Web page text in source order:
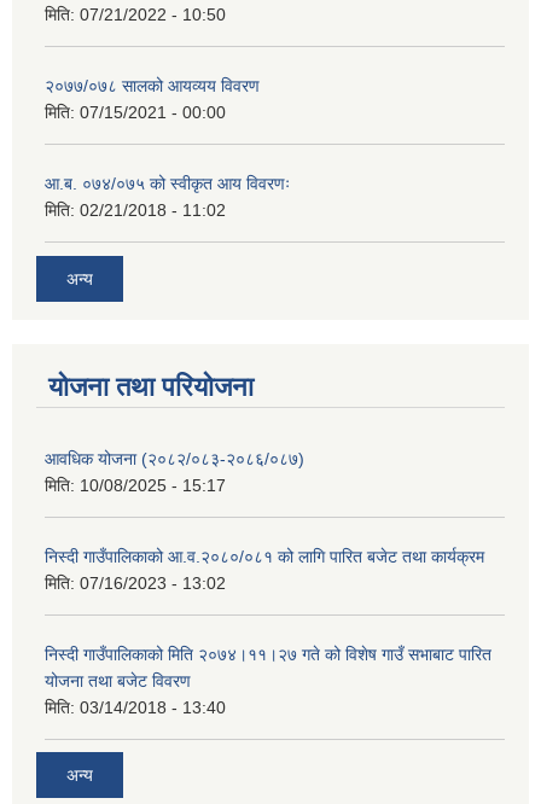
मिति: 07/21/2022 - 10:50
२०७७/०७८ सालको आयव्यय विवरण
मिति: 07/15/2021 - 00:00
आ.ब. ०७४/०७५ को स्वीकृत आय विवरणः
मिति: 02/21/2018 - 11:02
अन्य
योजना तथा परियोजना
आवधिक योजना (२०८२/०८३-२०८६/०८७)
मिति: 10/08/2025 - 15:17
निस्दी गाउँपालिकाको आ.व.२०८०/०८१ को लागि पारित बजेट तथा कार्यक्रम
मिति: 07/16/2023 - 13:02
निस्दी गाउँपालिकाको मिति २०७४।११।२७ गते को विशेष गाउँ सभाबाट पारित
योजना तथा बजेट विवरण
मिति: 03/14/2018 - 13:40
अन्य